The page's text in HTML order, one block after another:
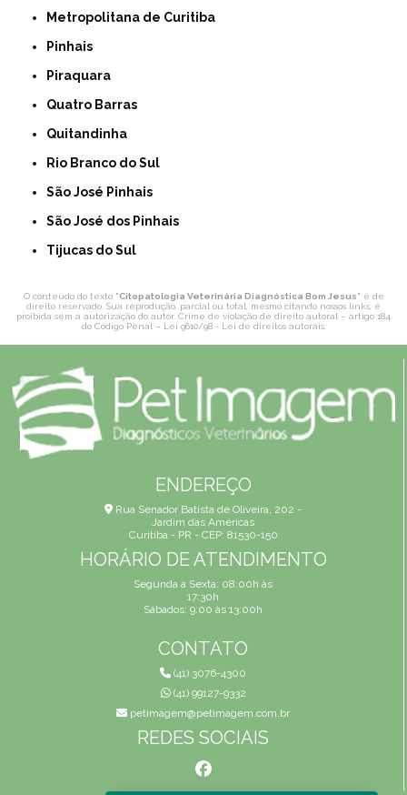
Metropolitana de Curitiba
Pinhais
Piraquara
Quatro Barras
Quitandinha
Rio Branco do Sul
São José Pinhais
São José dos Pinhais
Tijucas do Sul
O conteúdo do texto "Citopatologia Veterinária Diagnóstica Bom Jesus" é de
direito reservado. Sua reprodução, parcial ou total, mesmo citando nossos links, é
proibida sem a autorização do autor. Crime de violação de direito autoral – artigo 184
do Código Penal – Lei 9610/98 - Lei de direitos autorais.
ENDEREÇO
Rua Senador Batista de Oliveira, 202 -
Jardim das Américas
Curitiba - PR - CEP: 81530-150
HORÁRIO DE ATENDIMENTO
Segunda a Sexta: 08:00h às
17:30h
Sábados: 9:00 às 13:00h
CONTATO
(41) 3076-4300
(41) 99127-9332
petimagem@petimagem.com.br
REDES SOCIAIS